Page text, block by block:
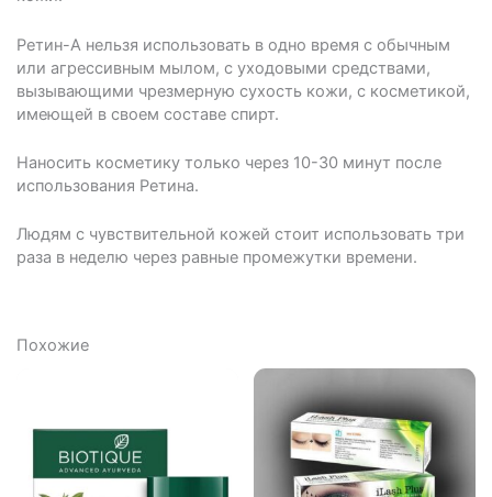
Ретин-А нельзя использовать в одно время с обычным
или агрессивным мылом, с уходовыми средствами,
вызывающими чрезмерную сухость кожи, с косметикой,
имеющей в своем составе спирт.
Наносить косметику только через 10-30 минут после
использования Ретина.
Людям с чувствительной кожей стоит использовать три
раза в неделю через равные промежутки времени.
Похожие